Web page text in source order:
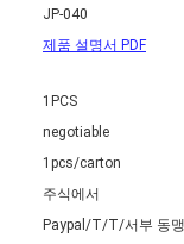
JP-040
제품 설명서 PDF
1PCS
negotiable
1pcs/carton
주식에서
Paypal/T/T/서부 동맹